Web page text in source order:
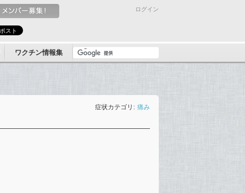
ログイン
ワクチン情報集
症状カテゴリ: 痛み